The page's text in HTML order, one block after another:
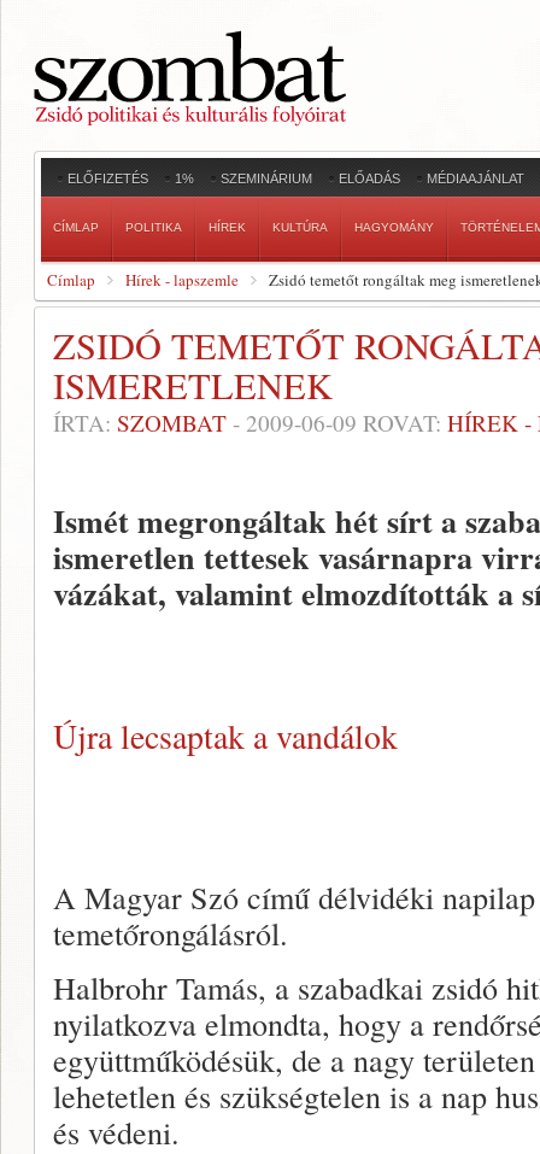
ELŐFIZETÉS 1% SZEMINÁRIUM ELŐADÁS MÉDIAAJÁNLAT
CÍMLAP POLITIKA HÍREK KULTÚRA HAGYOMÁNY
Címlap Hírek - lapszemle Zsidó temetőt rongáltak meg
ZSIDÓ TEMETŐT
ISMERETLENEK
ÍRTA: SZOMBAT - 2009-06-09 ROVAT: HÍREK -
Ismét megrongáltak hét sírt a
ismeretlen tettesek vasárnapra
vázákat, valamint elmozdították a
Újra lecsaptak a vandálok
A Magyar Szó című délvidéki
temetőrongálásról.
Halbrohr Tamás, a szabadkai zsidó
nyilatkozva elmondta, hogy a
együttműködésük, de a nagy
lehetetlen és szükségtelen is a nap
és védeni.